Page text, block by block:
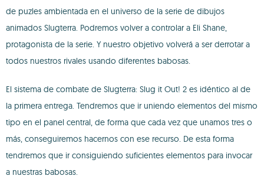
de puzles ambientada en el universo de la serie de dibujos
animados Slugterra. Podremos volver a controlar a Eli Shane,
protagonista de la serie. Y nuestro objetivo volverá a ser derrotar a
todos nuestros rivales usando diferentes babosas.
El sistema de combate de Slugterra: Slug it Out! 2 es idéntico al de
la primera entrega. Tendremos que ir uniendo elementos del mismo
tipo en el panel central, de forma que cada vez que unamos tres o
más, conseguiremos hacernos con ese recurso. De esta forma
tendremos que ir consiguiendo suficientes elementos para invocar
a nuestras babosas.